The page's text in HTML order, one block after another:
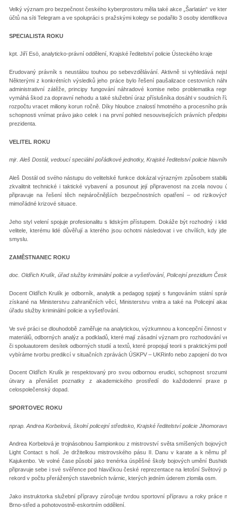
Velký význam pro bezpečnost českého kyberprostoru měla také akce „Šarlatán“ ve
účtů na síti Telegram a ve spolupráci s pražskými kolegy se podařilo 3 osoby
SPECIALISTA ROKU
kpt. Jiří Esö, analyticko-právní oddělení, Krajské ředitelství policie Ústeckého kraje
Erudovaný právník s neustálou touhou po sebevzdělávání. Aktivně si vyhledává
Některými z konkrétních výsledků jeho práce bylo řešení paušalizace cestovních
administrativní zátěže, principy fungování náhradové komise nebo problematika
vymáhá škod za dopravní nehodu a také služební úraz příslušníka dosáhl v soudních
rozpočtu vracet miliony korun ročně. Díky hloubce znalostí hmotného a procesního
schopnosti vnímat právo jako celek i na první pohled nesouvisejících právních
prezidenta.
VELITEL ROKU
mjr. Aleš Dostál, vedoucí speciální pořádkové jednotky, Krajské ředitelství policie
Aleš Dostál od svého nástupu do velitelské funkce dokázal výrazným způsobem
zkvalitnit technické i taktické vybavení a posunout její připravenost na zcela novou
připravuje na řešení těch nejnáročnějších bezpečnostních opatření – od
mimořádné krizové situace.
Jeho styl velení spojuje profesionalitu s lidským přístupem. Dokáže být rozhodný i
velitele, kterému lidé důvěřují a kterého jsou ochotni následovat i ve chvílích, kdy
smyslu.
ZAMĚSTNANEC ROKU
doc. Oldřich Krulík, úřad služby kriminální policie a vyšetřování, Policejní prezidium
Docent Oldřich Krulík je odborník, analytik a pedagog spjatý s fungováním státní
získané na Ministerstvu zahraničních věcí, Ministerstvu vnitra a také na Policejní
úřadu služby kriminální policie a vyšetřování.
Ve své práci se dlouhodobě zaměřuje na analytickou, výzkumnou a koncepční činnost
materiálů, odborných analýz a podkladů, které mají zásadní význam pro rozhodování
či spoluautorem desítek odborných studií a textů, které propojují teorii s praktickými
vybíráme tvorbu predikcí v situačních zprávách ÚSKPV – UKRinfo nebo zapojení do
Docent Oldřich Krulík je respektovaný pro svou odbornou erudici, schopnost
útvary a přenášet poznatky z akademického prostředí do každodenní praxe
celospolečenský dopad.
SPORTOVEC ROKU
nprap. Andrea Korbelová, školní policejní středisko, Krajské ředitelství policie
Andrea Korbelová je trojnásobnou šampionkou z mistrovství světa smíšených
Light Contact s holí. Je držitelkou mistrovského pásu II. Danu v karate a k němu
Kajukenbo. Ve volné čase působí jako trenérka úspěšné školy bojových umění
připravuje sebe i své svěřence pod hlavičkou české reprezentace na letošní Světový
rekord v počtu přerážených stavebních tvárnic, kterých jedním úderem zlomila osm.
Jako instruktorka služební přípravy zúročuje tvrdou sportovní přípravu a roky práce
Brno-střed a pohotovostně-eskortním oddělení.